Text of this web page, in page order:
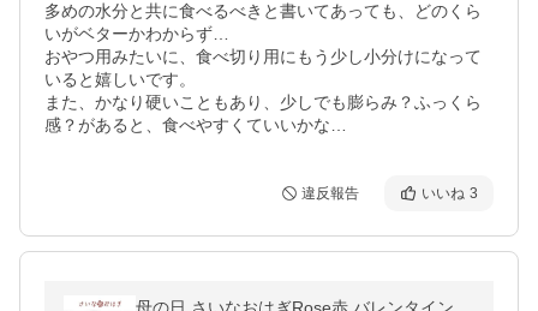
多めの水分と共に食べるべきと書いてあっても、どのくら
いがベターかわからず…
おやつ用みたいに、食べ切り用にもう少し小分けになって
いると嬉しいです。
また、かなり硬いこともあり、少しでも膨らみ？ふっくら
感？があると、食べやすくていいかな…
違反報告 いいね 3